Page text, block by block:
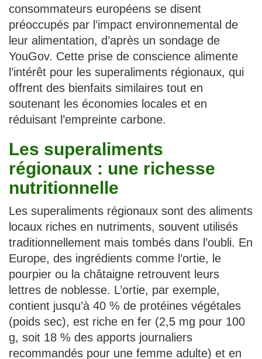
consommateurs européens se disent
préoccupés par l’impact environnemental de
leur alimentation, d’après un sondage de
YouGov. Cette prise de conscience alimente
l’intérêt pour les superaliments régionaux, qui
offrent des bienfaits similaires tout en
soutenant les économies locales et en
réduisant l’empreinte carbone.
Les superaliments
régionaux : une richesse
nutritionnelle
Les superaliments régionaux sont des aliments
locaux riches en nutriments, souvent utilisés
traditionnellement mais tombés dans l’oubli. En
Europe, des ingrédients comme l’ortie, le
pourpier ou la châtaigne retrouvent leurs
lettres de noblesse. L’ortie, par exemple,
contient jusqu’à 40 % de protéines végétales
(poids sec), est riche en fer (2,5 mg pour 100
g, soit 18 % des apports journaliers
recommandés pour une femme adulte) et en